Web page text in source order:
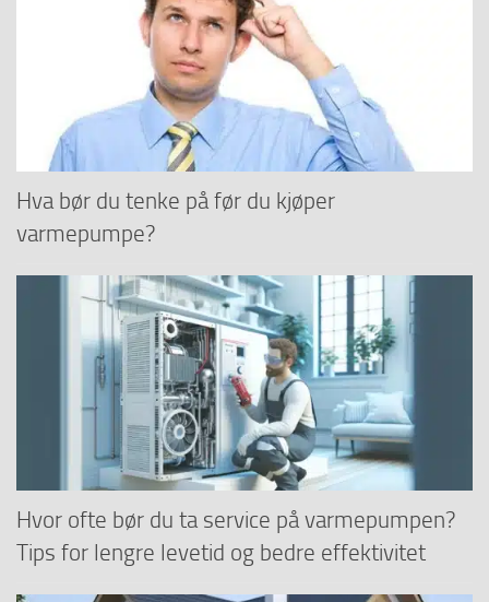
Hva bør du tenke på før du kjøper
varmepumpe?
Hvor ofte bør du ta service på varmepumpen?
Tips for lengre levetid og bedre effektivitet